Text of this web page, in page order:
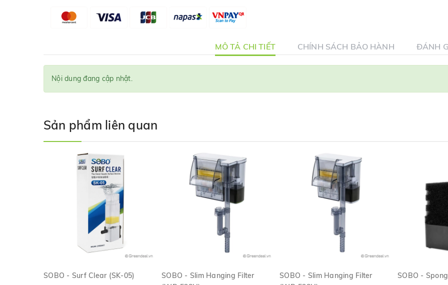
MÔ TẢ CHI TIẾT CHÍNH SÁCH BẢO HÀNH ĐÁNH
Nội dung đang cập nhật.
Sản phẩm liên quan
SOBO - Surf Clear (SK-05)
SOBO - Slim Hanging Filter
SOBO - Slim Hanging Filter
SOBO -